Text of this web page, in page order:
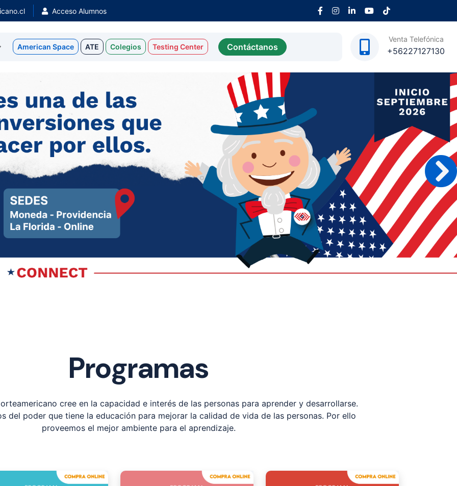
Acceso Alumnos
American Space ATE Colegios Testing Center Contáctanos
Venta Telefónica
+56227127130
Programas
cree en la capacidad e interés de las personas para aprender y desarrollarse.
del poder que tiene la educación para mejorar la calidad de vida de las personas. Por ello
proveemos el mejor ambiente para el aprendizaje.